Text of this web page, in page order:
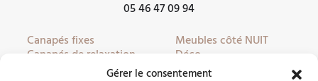
Gérer le consentement
05 46 47 09 94
Canapés fixes
Canapés de relaxation
Canapés convertibles
Meubles côté NUIT
Déco
Literie